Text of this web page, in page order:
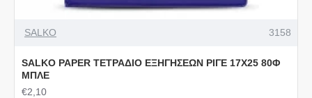
SALKO 3158
SALKO PAPER ΤΕΤΡΑΔΙΟ ΕΞΗΓΗΣΕΩΝ ΡΙΓΕ 17Χ25 80Φ
ΜΠΛΕ
€2,10